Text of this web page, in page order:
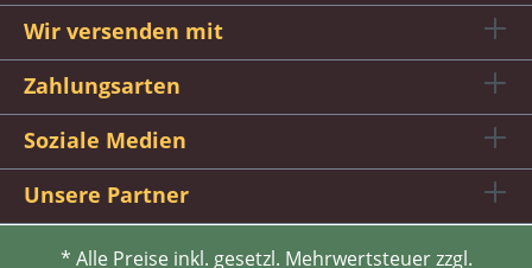
Wir versenden mit
Zahlungsarten
Soziale Medien
Unsere Partner
* Alle Preise inkl. gesetzl. Mehrwertsteuer zzgl.